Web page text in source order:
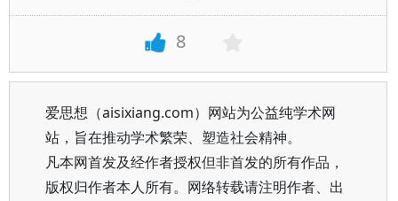
8
爱思想（aisixiang.com）网站为公益纯学术网
站，旨在推动学术繁荣、塑造社会精神。
凡本网首发及经作者授权但非首发的所有作品，
版权归作者本人所有。网络转载请注明作者、出